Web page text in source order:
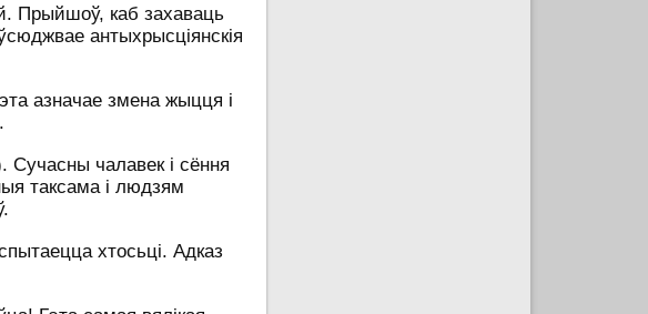
Прыйшоў, каб захаваць
антыхрысціянскія
азначае змена жыцця і
Сучасны чалавек і сёння
таксама і людзям
хтосьці. Адказ